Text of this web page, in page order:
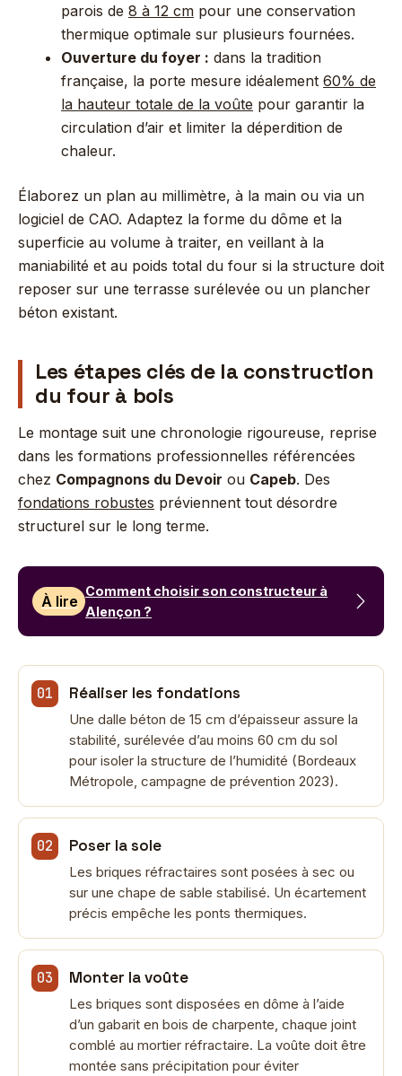
parois de 8 à 12 cm pour une conservation
thermique optimale sur plusieurs fournées.
Ouverture du foyer : dans la tradition
française, la porte mesure idéalement 60% de
la hauteur totale de la voûte pour garantir la
circulation d’air et limiter la déperdition de
chaleur.
Élaborez un plan au millimètre, à la main ou via un
logiciel de CAO. Adaptez la forme du dôme et la
superficie au volume à traiter, en veillant à la
maniabilité et au poids total du four si la structure doit
reposer sur une terrasse surélevée ou un plancher
béton existant.
Les étapes clés de la construction
du four à bois
Le montage suit une chronologie rigoureuse, reprise
dans les formations professionnelles référencées
chez Compagnons du Devoir ou Capeb. Des
fondations robustes préviennent tout désordre
structurel sur le long terme.
À lire
Comment choisir son constructeur à
Alençon ?
Réaliser les fondations
Une dalle béton de 15 cm d’épaisseur assure la
stabilité, surélevée d’au moins 60 cm du sol
pour isoler la structure de l’humidité (Bordeaux
Métropole, campagne de prévention 2023).
Poser la sole
Les briques réfractaires sont posées à sec ou
sur une chape de sable stabilisé. Un écartement
précis empêche les ponts thermiques.
Monter la voûte
Les briques sont disposées en dôme à l’aide
d’un gabarit en bois de charpente, chaque joint
comblé au mortier réfractaire. La voûte doit être
montée sans précipitation pour éviter